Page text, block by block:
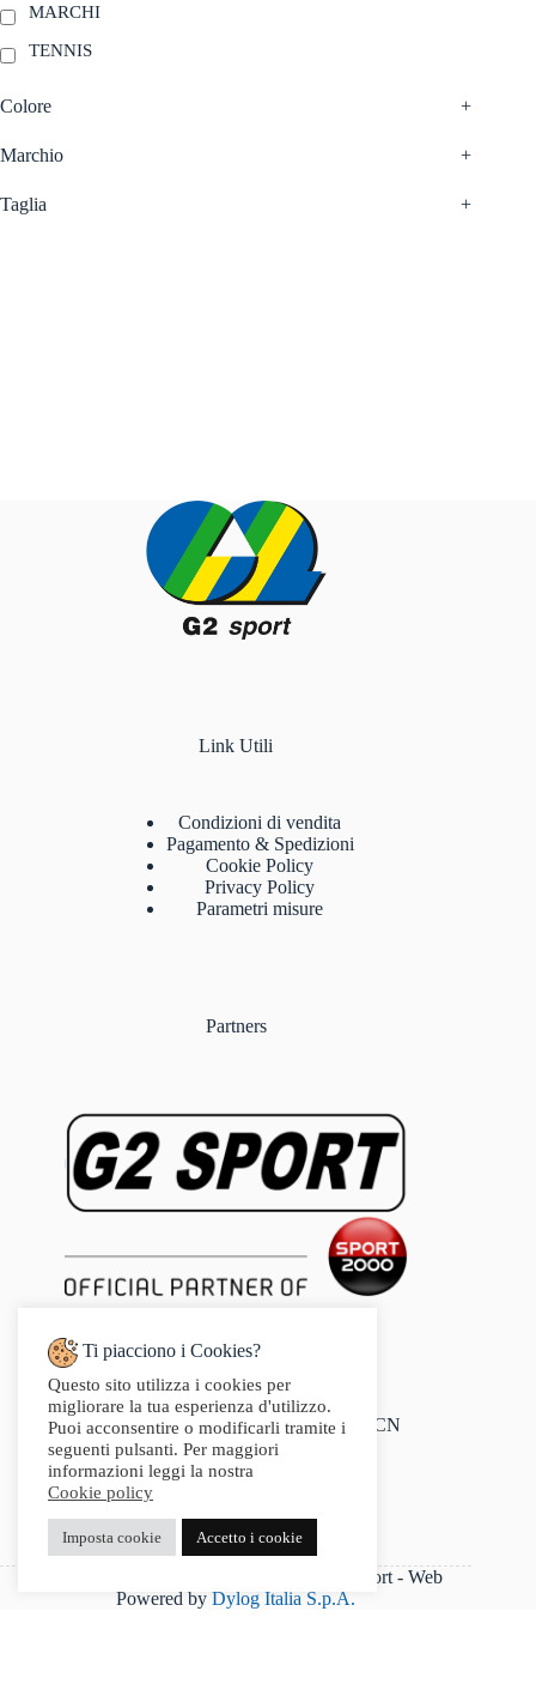
MARCHI
TENNIS
Colore +
Marchio +
Taglia +
Link Utili
Condizioni di vendita
Pagamento & Spedizioni
Cookie Policy
Privacy Policy
Parametri misure
Partners
Indirizzo:
Via Audisio, 26, 12042 Bra CN
Telefono:
0172 412 414
Fax:
0172412414
P.IVA 03542250042 - Copyright 2025 G2Sport - Web
Powered byDylog Italia S.p.A.
Ti piacciono i Cookies?
Questo sito utilizza i cookies per
migliorare la tua esperienza d'utilizzo.
Puoi acconsentire o modificarli tramite i
seguenti pulsanti. Per maggiori
informazioni leggi la nostra
Cookie policy
Imposta cookie Accetto i cookie